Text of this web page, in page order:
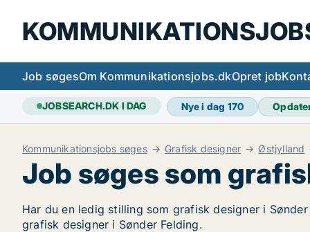
Job søgesOm Kommunikationsjobs.dkOpret job
JOBSEARCH.DK I DAG Nye i dag 170
Kommunikationsjobs søges Grafisk designer Østjylland
Job søges som
Har du en ledig stilling som grafisk designer i
grafisk designer i Sønder Felding.